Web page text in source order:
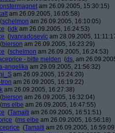
am 26.09.2005, 15:30:15)
am 26.09.2005, 16:05:58)
(schelmon am 26.09.2005, 16:10:05)
(jdk am 26.09.2005, 16:24:53)
(ivanradosevic am 28.09.2005,
(bierson am 26.09.2005, 16:23:29)
(schelmon am 26.09.2005, 16:24:53)
- bitte melden (ds. am
angelika am 29.09.2005, 21:56:32)
am 26.09.2005, 15:24:20)
am 26.09.2005, 16:19:22)
am 26.09.2005, 16:27:38)
(bierson am 26.09.2005, 16:32:04)
(ms elbe am 26.09.2005, 16:47:55)
(Tamaiti am 26.09.2005, 16:51:51)
(ms elbe am 26.09.2005, 16:56:18)
(Tamaiti am 26.09.2005,